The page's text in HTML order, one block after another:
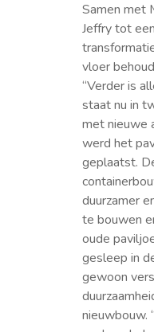
Samen met
Jeffry tot
vloer
“Verder is
staat nu in
met nieuwe
werd het
geplaatst.
duurzamer
te bouwen
oude
gesleep in
gewoon
nieuwbouw.